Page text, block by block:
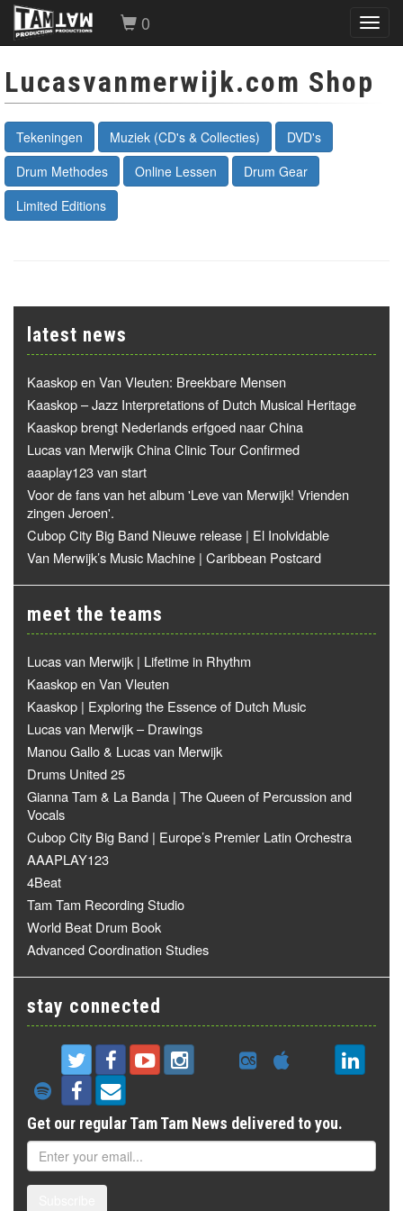
0
Lucasvanmerwijk.com Shop
Tekeningen Muziek (CD's & Collecties)
DVD's
Drum Methodes
Online Lessen
Drum Gear
Limited Editions
latest news
Kaaskop en Van Vleuten: Breekbare Mensen
Kaaskop – Jazz Interpretations of Dutch Musical Heritage
Kaaskop brengt Nederlands erfgoed naar China
Lucas van Merwijk China Clinic Tour Confirmed
aaaplay123 van start
Voor de fans van het album 'Leve van Merwijk! Vrienden
zingen Jeroen'.
Cubop City Big Band Nieuwe release | El Inolvidable
Van Merwijk’s Music Machine | Caribbean Postcard
meet the teams
Lucas van Merwijk | Lifetime in Rhythm
Kaaskop en Van Vleuten
Kaaskop | Exploring the Essence of Dutch Music
Lucas van Merwijk – Drawings
Manou Gallo & Lucas van Merwijk
Drums United 25
Gianna Tam & La Banda | The Queen of Percussion and
Vocals
Cubop City Big Band | Europe’s Premier Latin Orchestra
AAAPLAY123
4Beat
Tam Tam Recording Studio
World Beat Drum Book
Advanced Coordination Studies
stay connected
Get our regular Tam Tam News delivered to you.